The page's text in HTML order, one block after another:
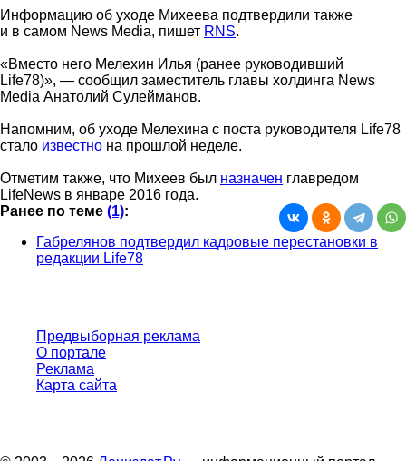
Информацию об уходе Михеева подтвердили также
и в самом News Media, пишет RNS.
«Вместо него Мелехин Илья (ранее руководивший
Life78)», — сообщил заместитель главы холдинга News
Media Анатолий Сулейманов.
Напомним, об уходе Мелехина с поста руководителя Life78
стало известно на прошлой неделе.
Отметим также, что Михеев был назначен главредом
LifeNews в январе 2016 года.
Ранее по теме (1):
Габрелянов подтвердил кадровые перестановки в
редакции Life78
Предвыборная реклама
О портале
Реклама
Карта сайта